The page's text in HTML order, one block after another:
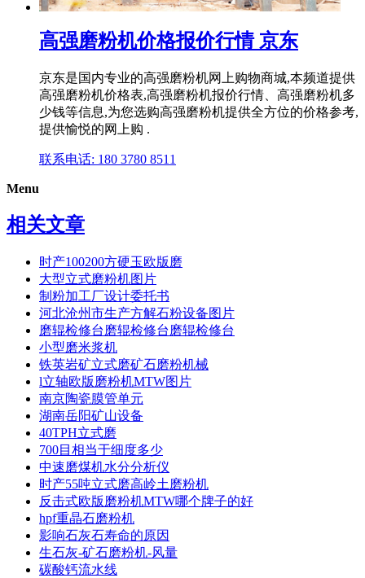
高强磨粉机价格报价行情 京东
京东是国内专业的高强磨粉机网上购物商城,本频道提供
高强磨粉机价格表,高强磨粉机报价行情、高强磨粉机多
少钱等信息,为您选购高强磨粉机提供全方位的价格参考,
提供愉悦的网上购 .
联系电话: 180 3780 8511
Menu
相关文章
时产100200方硬玉欧版磨
大型立式磨粉机图片
制粉加工厂设计委托书
河北沧州市生产方解石粉设备图片
磨辊检修台磨辊检修台磨辊检修台
小型磨米浆机
铁英岩矿立式磨矿石磨粉机械
l立轴欧版磨粉机MTW图片
南京陶瓷膜管单元
湖南岳阳矿山设备
40TPH立式磨
700目相当于细度多少
中速磨煤机水分分析仪
时产55吨立式磨高岭土磨粉机
反击式欧版磨粉机MTW哪个牌子的好
hpf重晶石磨粉机
影响石灰石寿命的原因
生石灰-矿石磨粉机-风量
碳酸钙流水线